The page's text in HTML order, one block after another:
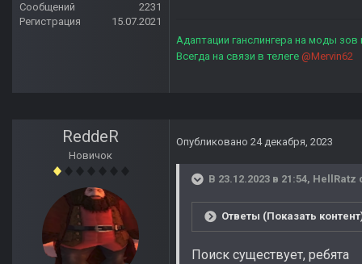
Сообщений
2231
Регистрация
15.07.2021
Адаптации ганслингера на моды зов
Всегда на связи в телеге @Mervin62
ReddeR
Новичок
Опубликовано 24 декабря, 2023
В 23.12.2023 в 21:54, HellRatz
Ответы (Показать
Поиск существует, ребята